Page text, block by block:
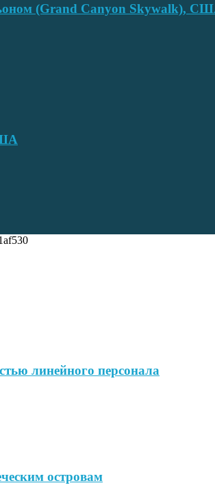
(Grand Canyon Skywalk),
линейного персонала
островам